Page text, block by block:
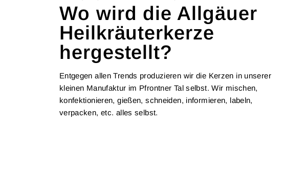
Wo wird die Allgäuer
Heilkräuterkerze
hergestellt?
Entgegen allen Trends produzieren wir die Kerzen in unserer
kleinen Manufaktur im Pfrontner Tal selbst. Wir mischen,
konfektionieren, gießen, schneiden, informieren, labeln,
verpacken, etc. alles selbst.